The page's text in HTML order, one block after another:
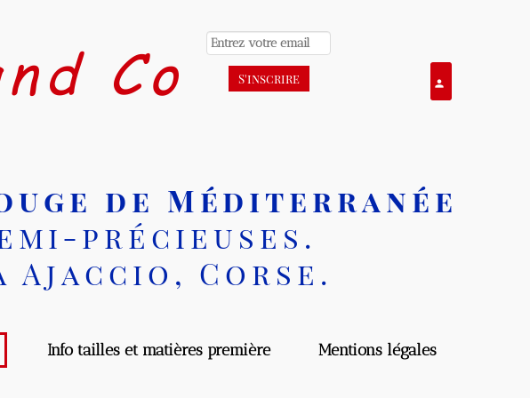
de Méditerranée
précieuses.
Corse.
Info tailles et matières première Mentions légales
Co Se connecter